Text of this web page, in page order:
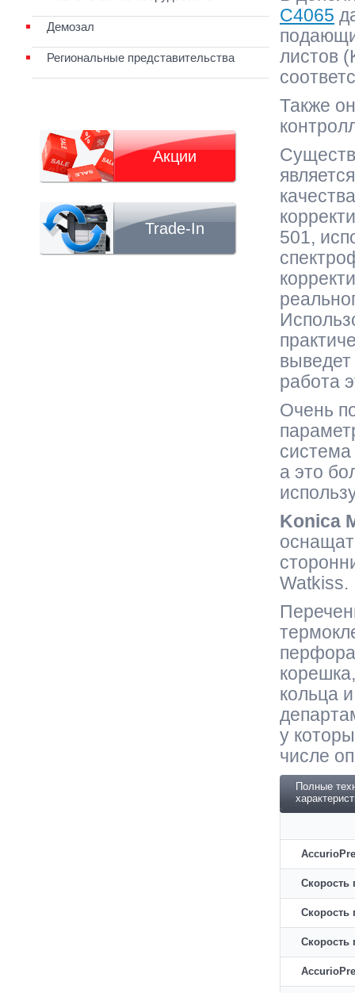
C4065
листов
Также
501,
работа
Очень
система
а это
Konica
Watkiss.
кольца
у
числе
Полные
Скорость
Скорость
Скорость
Демозал
Региональные представительства
Акции
Trade-In